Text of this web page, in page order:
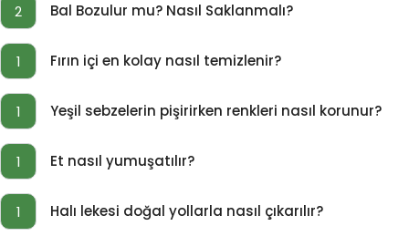
2 Bal Bozulur mu? Nasıl Saklanmalı?
1 Fırın içi en kolay nasıl temizlenir?
1 Yeşil sebzelerin pişirirken renkleri nasıl korunur?
1 Et nasıl yumuşatılır?
1 Halı lekesi doğal yollarla nasıl çıkarılır?